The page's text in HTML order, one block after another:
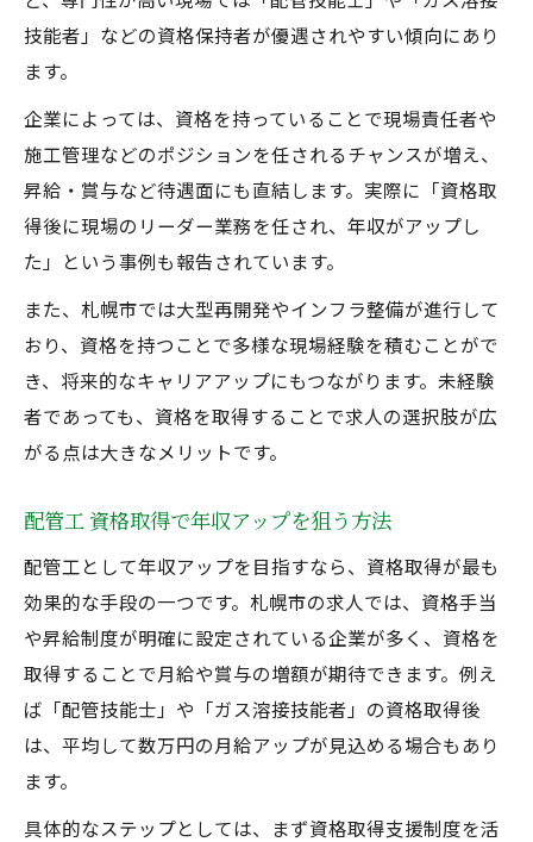
技能者」などの資格保持者が優遇されやすい傾向にあり
ます。
企業によっては、資格を持っていることで現場責任者や
施工管理などのポジションを任されるチャンスが増え、
昇給・賞与など待遇面にも直結します。実際に「資格取
得後に現場のリーダー業務を任され、年収がアップし
た」という事例も報告されています。
また、札幌市では大型再開発やインフラ整備が進行して
おり、資格を持つことで多様な現場経験を積むことがで
き、将来的なキャリアアップにもつながります。未経験
者であっても、資格を取得することで求人の選択肢が広
がる点は大きなメリットです。
配管工 資格取得で年収アップを狙う方法
配管工として年収アップを目指すなら、資格取得が最も
効果的な手段の一つです。札幌市の求人では、資格手当
や昇給制度が明確に設定されている企業が多く、資格を
取得することで月給や賞与の増額が期待できます。例え
ば「配管技能士」や「ガス溶接技能者」の資格取得後
は、平均して数万円の月給アップが見込める場合もあり
ます。
具体的なステップとしては、まず資格取得支援制度を活